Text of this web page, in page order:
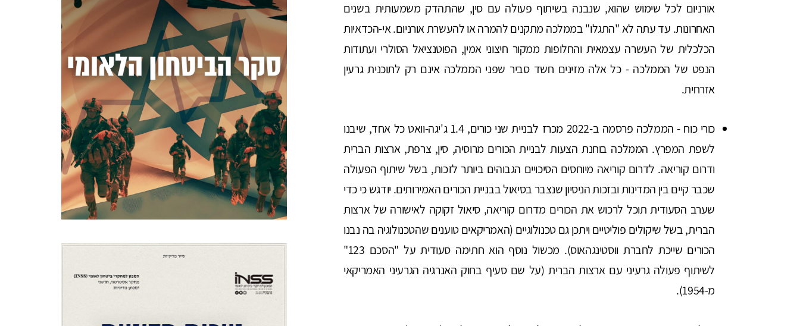
אורניום לכל שימוש שהוא, שנבנה בשיתוף פעולה עם סין, שהתהדק משמעותית בשנים
האחרונות. עד עתה לא "התגלו" בממלכה מתקנים להמרה או להעשרת אורניום. אי-הכדאיות
הכלכלית של העשרה עצמאית והחלופות ממקור חיצוני אמין, הפוטנציאל הסולרי ועתודות
הנפט של הממלכה - כל אלה מזינים חשד סביר שפני הממלכה אינם רק לתוכנית גרעין
אזרחית.
כורי כוח - הממלכה פרסמה ב-2022 מכרז לבניית שני כורים, 1.4 ג'יגה-וואט כל אחד, שיבנו
לשפת המפרץ. הממלכה בוחנת הצעות לבניית הכורים מרוסיה, סין, צרפת, ארצות הברית
ודרום קוריאה. לדרום קוריאה מיוחסים הסיכויים הגבוהים ביותר לזכות, בשל שיתוף הפעולה
שכבר קיים בין המדינות ובזכות הניסיון שנצבר בסיאול בבניית הכורים האמירותים. יודגש כי כדי
שערב הסעודית תוכל לרכוש את הכורים מדרום קוריאה, סיאול זקוקה לאישורה של ארצות
הברית, בשל שיקולים פוליטיים ויתכן גם טכנולוגיים (האמריקאים טוענים שהטכנולוגיה בה נבנו
הכורים שייכת לחברת ווסטינגהאוס). מכשול נוסף הוא חתימה סעודית על "הסכם 123"
לשיתוף פעולה גרעיני עם ארצות הברית (על שם סעיף בחוק האנרגיה הגרעיני האמריקאי
מ-1954).